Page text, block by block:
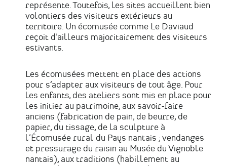
représente. Toutefois, les sites accueillent bien
volontiers des visiteurs extérieurs au
territoire. Un écomusée comme Le Daviaud
reçoit d’ailleurs majoritairement des visiteurs
estivants.
Les écomusées mettent en place des actions
pour s’adapter aux visiteurs de tout âge. Pour
les enfants, des ateliers sont mis en place pour
les initier au patrimoine, aux savoir-faire
anciens (fabrication de pain, de beurre, de
papier, du tissage, de la sculpture à
l’Écomusée rural du Pays nantais ; vendanges
et pressurage du raisin au Musée du Vignoble
nantais), aux traditions (habillement au